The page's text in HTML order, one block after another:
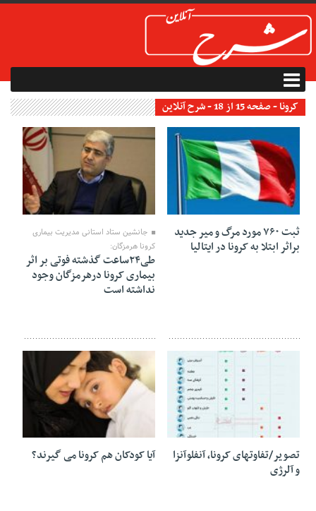
کرونا - صفحه 15 از 18 - شرح آنلاین
03 آوریل 2020
ثبت ۷۶۰ مورد مرگ و میر جدید
براثر ابتلا به کرونا در ایتالیا
جانشین ستاد استانی مدیریت بیماری
کرونا هرمزگان:
طی۲۴ساعت گذشته فوتی بر اثر
بیماری کرونا درهرمزگان وجود
نداشته است
02 آوریل 2020
تصویر/تفاوتهای کرونا، آنفلوآنزا
و آلرژی
آیا کودکان هم کرونا می گیرند؟